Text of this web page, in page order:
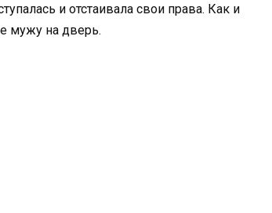
и отстаивала свои права. Как и
мужу на дверь.